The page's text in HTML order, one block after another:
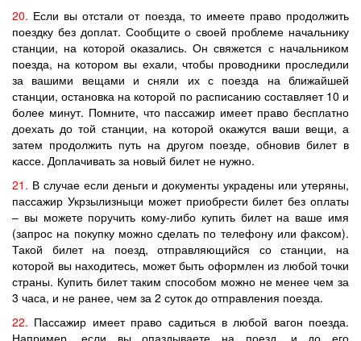
20. Если вы отстали от поезда, то имеете право продолжить
поездку без доплат. Сообщите о своей проблеме начальнику
станции, на которой оказались. Он свяжется с начальником
поезда, на котором вы ехали, чтобы проводники проследили
за вашими вещами и сняли их с поезда на ближайшей
станции, остановка на которой по расписанию составляет 10 и
более минут. Помните, что пассажир имеет право бесплатно
доехать до той станции, на которой окажутся ваши вещи, а
затем продолжить путь на другом поезде, обновив билет в
кассе. Доплачивать за новый билет не нужно.
21. В случае если деньги и документы украдены или утеряны,
пассажир Укрзылизныци может приобрести билет без оплаты
– вы можете поручить кому-либо купить билет на ваше имя
(запрос на покупку можно сделать по телефону или факсом).
Такой билет на поезд, отправляющийся со станции, на
которой вы находитесь, может быть оформлен из любой точки
страны. Купить билет таким способом можно не менее чем за
3 часа, и не ранее, чем за 2 суток до отправления поезда.
22. Пассажир имеет право садиться в любой вагон поезда.
Например, если вы опаздываете на поезд, и до его